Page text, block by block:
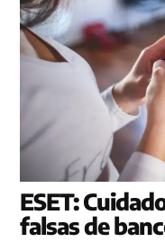
ESET:
falsas de